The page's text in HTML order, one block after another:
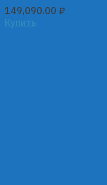
149,090.00 ₽
Купить